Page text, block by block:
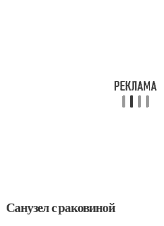
Санузел с раковиной